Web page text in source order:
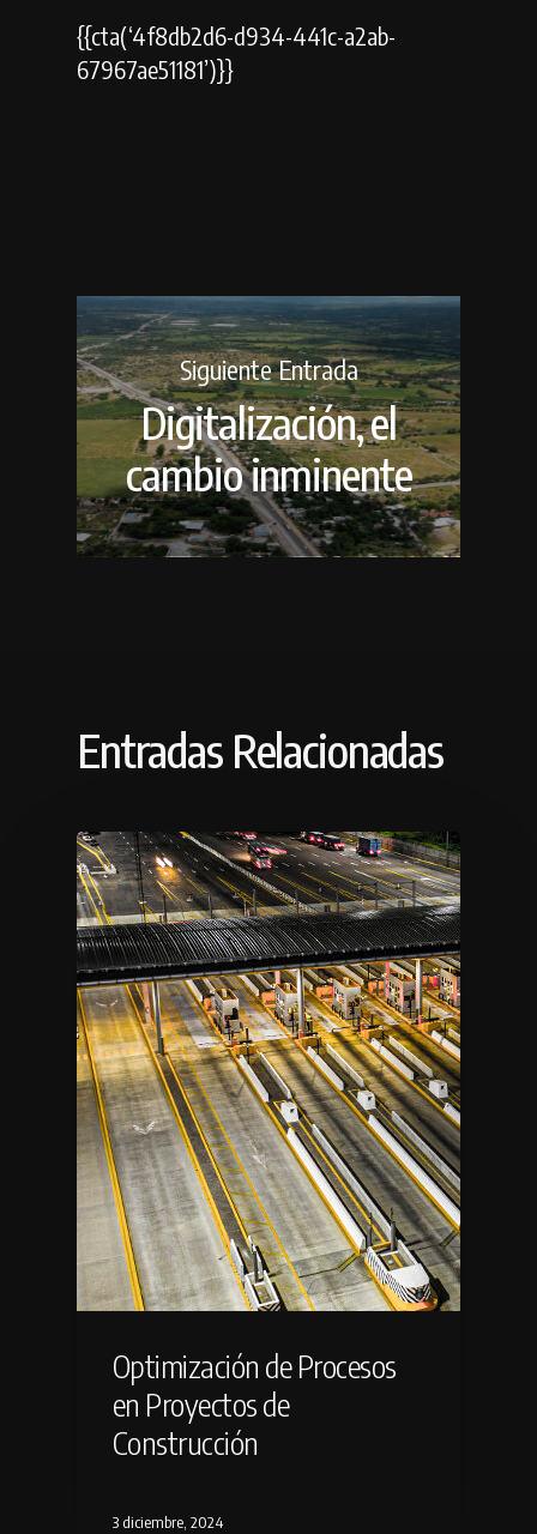
{{cta(‘4f8db2d6-d934-441c-a2ab-
67967ae51181’)}}
Siguiente Entrada
Digitalización, el
cambio inminente
Entradas Relacionadas
Optimización de Procesos
en Proyectos de
Construcción
3 diciembre, 2024